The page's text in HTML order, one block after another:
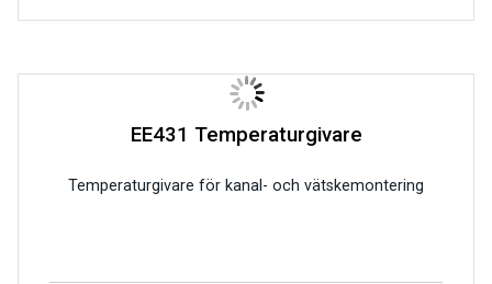
EE431 Temperaturgivare
Temperaturgivare för kanal- och vätskemontering